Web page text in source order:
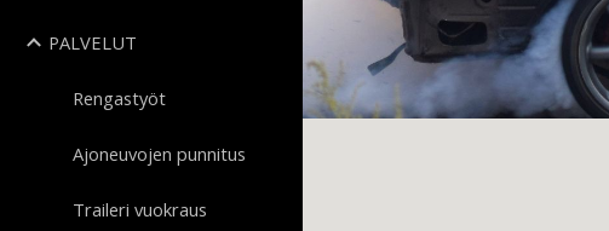
PALVELUT
Rengastyöt
Ajoneuvojen punnitus
Traileri vuokraus